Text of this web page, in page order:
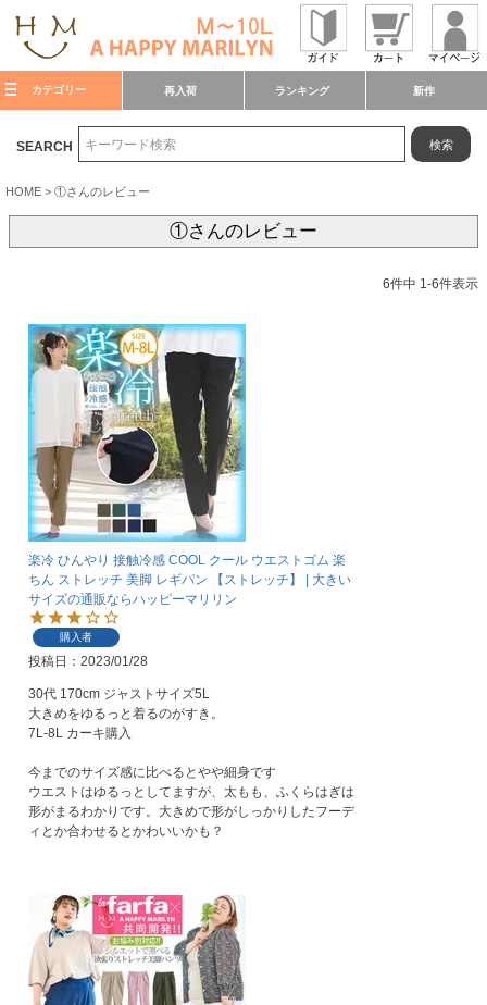
カテゴリー 再入荷 ランキング 新作
SEARCH 検索
HOME ①さんのレビュー
①さんのレビュー
6件中 1-6件表示
楽冷 ひんやり 接触冷感 COOL クール ウエストゴム 楽
ちん ストレッチ 美脚 レギパン 【ストレッチ】 | 大きい
サイズの通販ならハッピーマリリン
購入者
投稿日 2023/01/28
30代 170cm ジャストサイズ5L
大きめをゆるっと着るのがすき。
7L-8L カーキ購入
今までのサイズ感に比べるとやや細身です
ウエストはゆるっとしてますが、太もも、ふくらはぎは
形がまるわかりです。大きめで形がしっかりしたフーデ
ィとか合わせるとかわいいかも？